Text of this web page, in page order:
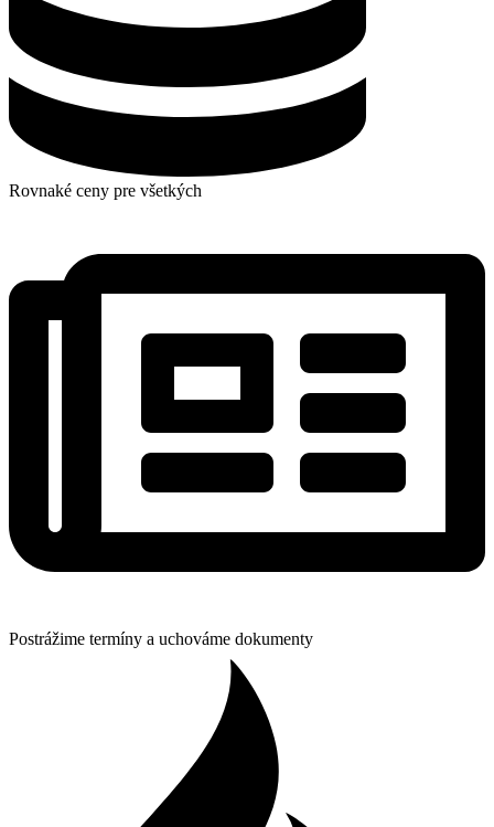
Rovnaké ceny pre všetkých
Postrážime termíny a uchováme dokumenty